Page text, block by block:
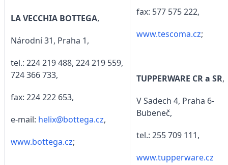
LA VECCHIA BOTTEGA,
Národní 31, Praha 1,
tel.: 224 219 488, 224 219 559,
724 366 733,
fax: 224 222 653,
e-mail: helix@bottega.cz,
www.bottega.cz;
fax: 577 575 222,
www.tescoma.cz;
TUPPERWARE CR a SR,
V Sadech 4, Praha 6-
Bubeneč,
tel.: 255 709 111,
www.tupperware.cz